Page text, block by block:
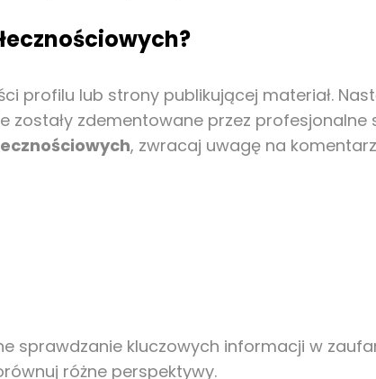
lub strony publikującej materiał.
zostały zdementowane przez
, zwracaj uwagę na
sprawdzanie kluczowych informacji w
różne perspektywy.